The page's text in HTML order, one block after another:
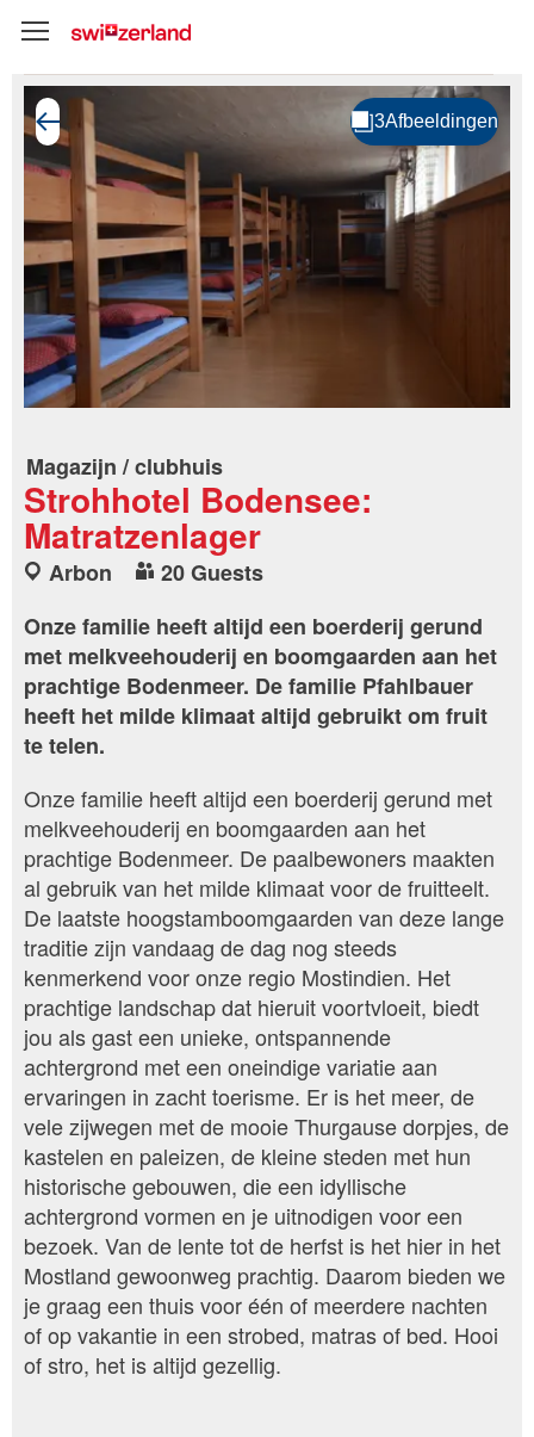
Magazijn / clubhuis
Strohhotel Bodensee:
Matratzenlager
Arbon
20 Guests
Onze familie heeft altijd een boerderij gerund
met melkveehouderij en boomgaarden aan het
prachtige Bodenmeer. De familie Pfahlbauer
heeft het milde klimaat altijd gebruikt om fruit
te telen.
Onze familie heeft altijd een boerderij gerund met
melkveehouderij en boomgaarden aan het
prachtige Bodenmeer. De paalbewoners maakten
al gebruik van het milde klimaat voor de fruitteelt.
De laatste hoogstamboomgaarden van deze lange
traditie zijn vandaag de dag nog steeds
kenmerkend voor onze regio Mostindien. Het
prachtige landschap dat hieruit voortvloeit, biedt
jou als gast een unieke, ontspannende
achtergrond met een oneindige variatie aan
ervaringen in zacht toerisme. Er is het meer, de
vele zijwegen met de mooie Thurgause dorpjes, de
kastelen en paleizen, de kleine steden met hun
historische gebouwen, die een idyllische
achtergrond vormen en je uitnodigen voor een
bezoek. Van de lente tot de herfst is het hier in het
Mostland gewoonweg prachtig. Daarom bieden we
je graag een thuis voor één of meerdere nachten
of op vakantie in een strobed, matras of bed. Hooi
of stro, het is altijd gezellig.